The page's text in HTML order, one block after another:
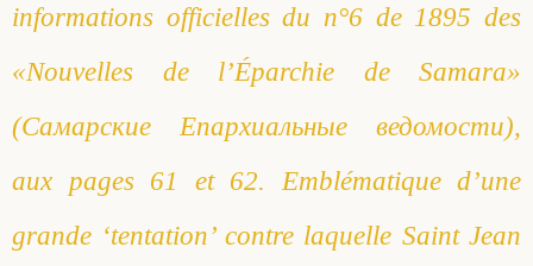
informations officielles du n°6 de 1895 des
«Nouvelles de l’Éparchie de Samara»
(Самарские Епархиальные ведомости),
aux pages 61 et 62. Emblématique d’une
grande ‘tentation’ contre laquelle Saint Jean